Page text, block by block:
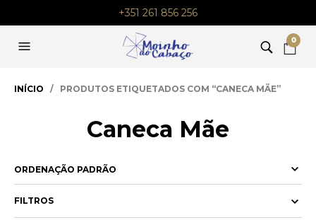
+351 261 856 256
0
INÍCIO / PRODUTOS ETIQUETADOS COM “CANECA MÃE”
Caneca Mãe
FILTROS